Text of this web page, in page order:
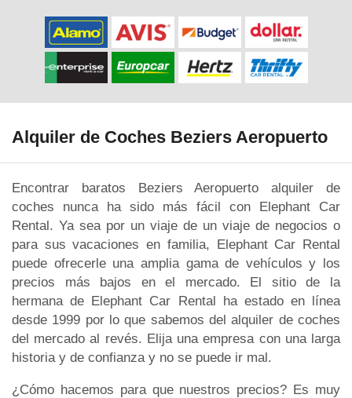
Alquiler de Coches Beziers Aeropuerto
Encontrar baratos Beziers Aeropuerto alquiler de
coches nunca ha sido más fácil con Elephant Car
Rental. Ya sea por un viaje de un viaje de negocios o
para sus vacaciones en familia, Elephant Car Rental
puede ofrecerle una amplia gama de vehículos y los
precios más bajos en el mercado. El sitio de la
hermana de Elephant Car Rental ha estado en línea
desde 1999 por lo que sabemos del alquiler de coches
del mercado al revés. Elija una empresa con una larga
historia y de confianza y no se puede ir mal.
¿Cómo hacemos para que nuestros precios? Es muy